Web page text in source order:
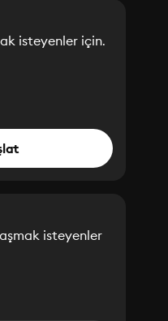
isteyenler için.
isteyenler